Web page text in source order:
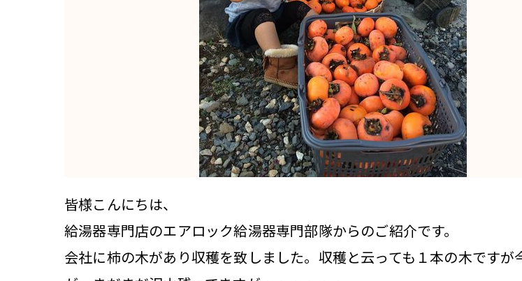
皆様こんにちは、
給湯器専門店のエアロック給湯器専門部隊からのご紹介です。
会社に柿の木があり収穫を致しました。収穫と云っても１本の木です